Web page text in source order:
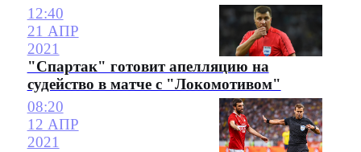
12:40
21 АПР
2021
"Спартак" готовит апелляцию на
судейство в матче с "Локомотивом"
08:20
12 АПР
2021